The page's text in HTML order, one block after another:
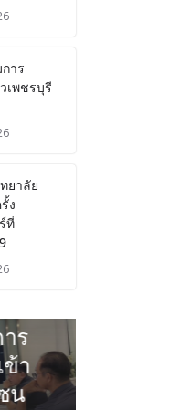
าร
เพชรบุรี
ยาลัย
ง
ที่
ไป
บุรี
ร
า